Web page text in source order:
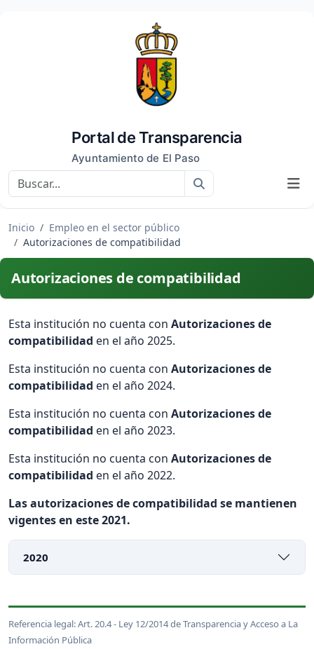
Portal de Transparencia
Ayuntamiento de El Paso
Inicio
Empleo en el sector público
Autorizaciones de compatibilidad
Autorizaciones de compatibilidad
Esta institución no cuenta con Autorizaciones de
compatibilidad en el año 2025.
Esta institución no cuenta con Autorizaciones de
compatibilidad en el año 2024.
Esta institución no cuenta con Autorizaciones de
compatibilidad en el año 2023.
Esta institución no cuenta con Autorizaciones de
compatibilidad en el año 2022.
Las autorizaciones de compatibilidad se mantienen
vigentes en este 2021.
2020
Referencia legal: Art. 20.4 - Ley 12/2014 de Transparencia y Acceso a La
Información Pública